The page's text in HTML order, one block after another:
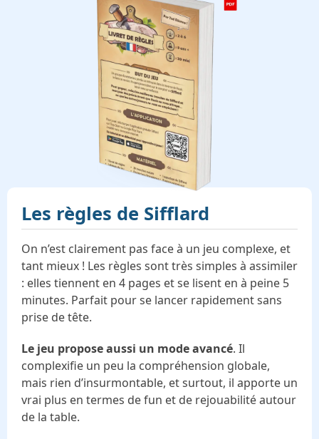
Les règles de Sifflard
On n’est clairement pas face à un jeu complexe, et
tant mieux ! Les règles sont très simples à assimiler
: elles tiennent en 4 pages et se lisent en à peine 5
minutes. Parfait pour se lancer rapidement sans
prise de tête.
Le jeu propose aussi un mode avancé. Il
complexifie un peu la compréhension globale,
mais rien d’insurmontable, et surtout, il apporte un
vrai plus en termes de fun et de rejouabilité autour
de la table.